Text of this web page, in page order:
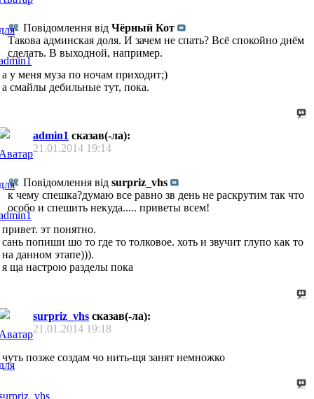
Повідомлення від Чёрный Кот
Такова админская доля. И зачем не спать? Всё спокойно днём
сделать. В выходной, например.
а у меня муза по ночам приходит;)
а смайлы дебильные тут, пока.
admin1 сказав(-ла):
21.01.2014 19:14
Повідомлення від surpriz_vhs
к чему спешка?думаю все равно зв день не раскрутим так что
особо и спешить некуда..... приветы всем!
привет. эт понятно.
сань попиши шо то где то толковое. хоть и звучит глупо как то
на данном этапе))).
я ща настрою разделы пока
surpriz_vhs сказав(-ла):
21.01.2014 19:18
чуть позже создам чо нить-щя занят немножко